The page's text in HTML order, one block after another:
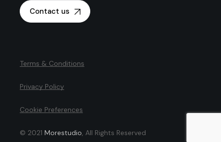
Contact us
Terms & Conditions
Privacy Policy
Cookie Preferences
© 2021 Morestudio, All Rights Reserved